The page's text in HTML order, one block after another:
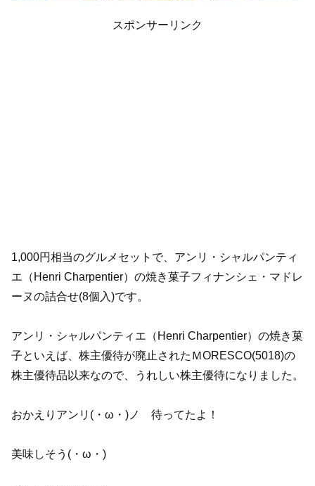
スポンサーリンク
1,000円相当のグルメセットで、アンリ・シャルパンティ
エ（Henri Charpentier）の焼き菓子フィナンシェ・マドレ
ーヌの詰合せ(8個入)です。
アンリ・シャルパンティエ（Henri Charpentier）の焼き菓
子といえば、株主優待が廃止されたＭORESCO(5018)の
株主優待品以来なので、うれしい株主優待になりました。
おかえりアンリ(・ω・)ノ 待ってたよ！
美味しそう(・ω・)